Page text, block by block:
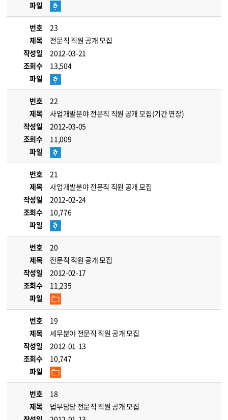
파일
번호
23
제목
전문직 직원 공개 모집
작성일
2012-03-21
조회수
13,504
파일
번호
22
제목
사업개발분야 전문직 직원 공개 모집(기간 연장)
작성일
2012-03-05
조회수
11,009
파일
번호
21
제목
사업개발분야 전문직 직원 공개 모집
작성일
2012-02-24
조회수
10,776
파일
번호
20
제목
전문직 직원 공개 모집
작성일
2012-02-17
조회수
11,235
파일
번호
19
제목
세무분야 전문직 직원 공개 모집
작성일
2012-01-13
조회수
10,747
파일
번호
18
제목
법무담당 전문직 직원 공개 모집